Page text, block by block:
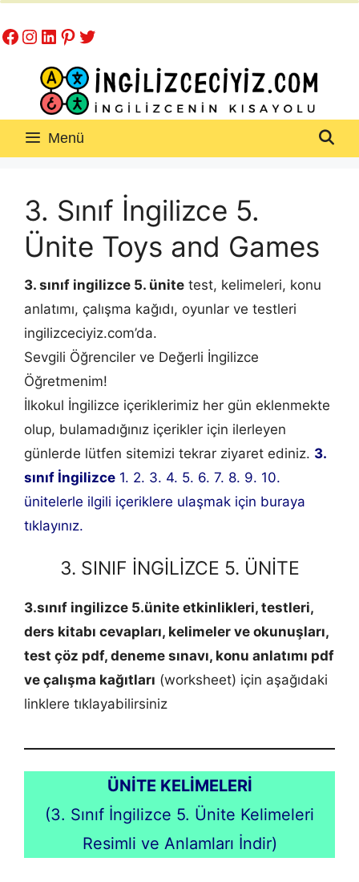
atla
Facebook
Instagram
LinkedIn
Pinterest
Twitter
Menü
3. Sınıf İngilizce 5.
Ünite Toys and Games
3. sınıf ingilizce 5. ünite test, kelimeleri, konu
anlatımı, çalışma kağıdı, oyunlar ve testleri
ingilizceciyiz.com’da.
Sevgili Öğrenciler ve Değerli İngilizce
Öğretmenim!
İlkokul İngilizce içeriklerimiz her gün eklenmekte
olup, bulamadığınız içerikler için ilerleyen
günlerde lütfen sitemizi tekrar ziyaret ediniz. 3.
sınıf İngilizce 1. 2. 3. 4. 5. 6. 7. 8. 9. 10.
ünitelerle ilgili içeriklere ulaşmak için buraya
tıklayınız.
3. SINIF İNGİLİZCE 5. ÜNİTE
3.sınıf ingilizce 5.ünite etkinlikleri, testleri,
ders kitabı cevapları, kelimeler ve okunuşları,
test çöz pdf, deneme sınavı, konu anlatımı pdf
ve çalışma kağıtları (worksheet) için aşağıdaki
linklere tıklayabilirsiniz
ÜNİTE KELİMELERİ
(3. Sınıf İngilizce 5. Ünite Kelimeleri
Resimli ve Anlamları İndir)